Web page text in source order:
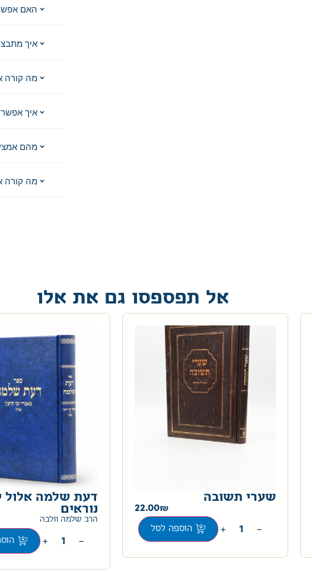
האם
איך
מה קורה
איך
מהם
מה קורה
אל תפספסו גם את אלו
שערי תשובה
22.00
−
+ הוספה לסל
דעת שלמה אלול
נוראים
הרב שלמה וולבה
−
+